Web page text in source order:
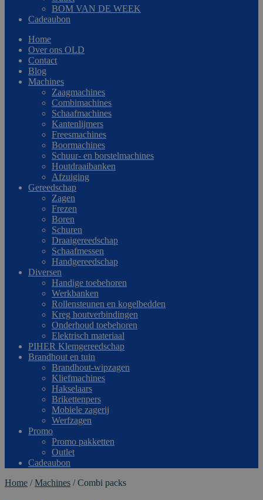
BOM VAN DE WEEK
Cadeaubon
Home
Over ons OLD
Contact
Blog
Machines
Zaagmachines
Combimachines
Schaafmachines
Kantenlijmers
Freesmachines
Boormachines
Schuur- en borstelmachines
Houtdraaibanken
Afzuiging
Gereedschap
Zagen
Frezen
Boren
Schuren
Draaigereedschap
Schaafmessen
Handgereedschap
Diversen
Handige toebehoren
Werkbanken
Rollensteunen en kogelbedden
Kreg houtverbindingen
Onderhoud toebehoren
Elektrisch materiaal
PIHER Klemgereedschap
Brandhout en tuin
Brandhout-wipzagen
Kliefmachines
Hakselaars
Brikettenpers
Mobiele zagerij
Werfzagen
Promo
Promo pakketten
Outlet
Cadeaubon
Home /Machines /Combi packs